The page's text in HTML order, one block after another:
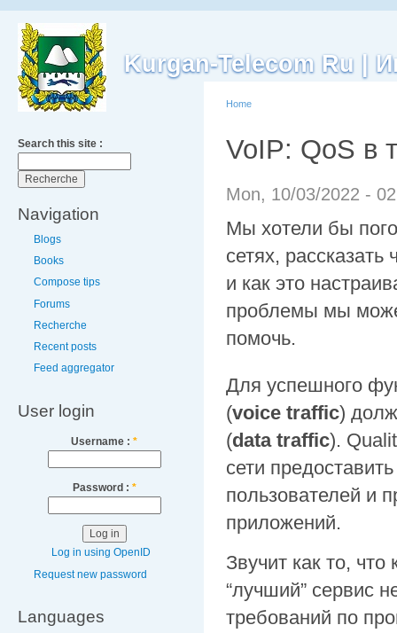
Kurgan-Telecom Ru |
Search this site :
Navigation
Blogs
Books
Compose tips
Forums
Recherche
Recent posts
Feed aggregator
User login
Username : *
Password : *
Log in using OpenID
Request new password
Languages
Home
VoIP: QoS в
Mon, 10/03/2022 -
Мы хотели бы
сетях, рассказать
и как это
проблемы мы
помочь.
Для успешного
(voice traffic)
(data traffic).
сети
пользователей и
приложений.
Звучит как то,
“лучший” сервис
требований по